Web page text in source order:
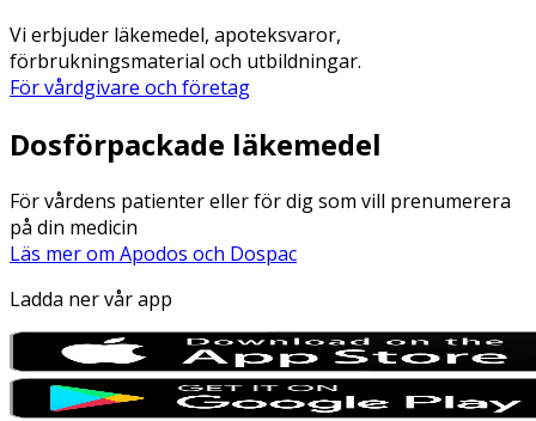
Vi erbjuder läkemedel, apoteksvaror,
förbrukningsmaterial och utbildningar.
För vårdgivare och företag
Dosförpackade läkemedel
För vårdens patienter eller för dig som vill prenumerera
på din medicin
Läs mer om Apodos och Dospac
Ladda ner vår app